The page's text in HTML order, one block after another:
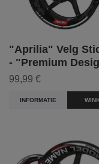
"Aprilia" Velg
- "Premium
99,99 €
INFORMATIE